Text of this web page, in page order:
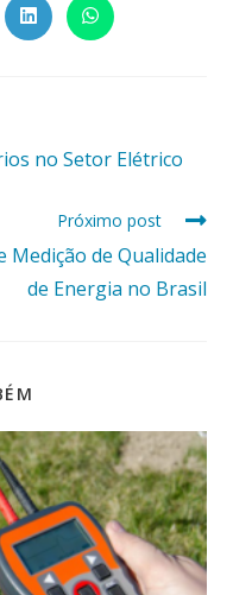
Abre
em
Abre
em
no Setor Elétrico
Próximo post
Medição de Qualidade
de Energia no Brasil